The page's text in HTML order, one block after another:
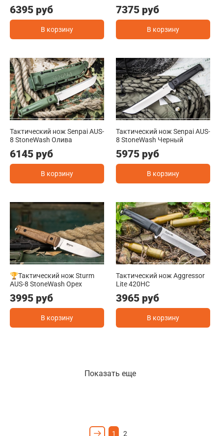
6395 руб
В корзину
7375 руб
В корзину
Тактический нож Senpai AUS-
8 StoneWash Олива
6145 руб
В корзину
Тактический нож Senpai AUS-
8 StoneWash Черный
5975 руб
В корзину
🏆Тактический нож Sturm
AUS-8 StoneWash Орех
3995 руб
В корзину
Тактический нож Aggressor
Lite 420HC
3965 руб
В корзину
Показать еще
1 2